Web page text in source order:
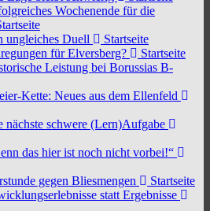
Wochenende für die
ungleiches Duell
Startseite
für Elversberg?
Startseite
Leistung bei Borussias B-
Kette: Neues aus dem Ellenfeld
nächste schwere (Lern)Aufgabe
das hier ist noch nicht vorbei!“
gegen Bliesmengen
Startseite
statt Ergebnisse